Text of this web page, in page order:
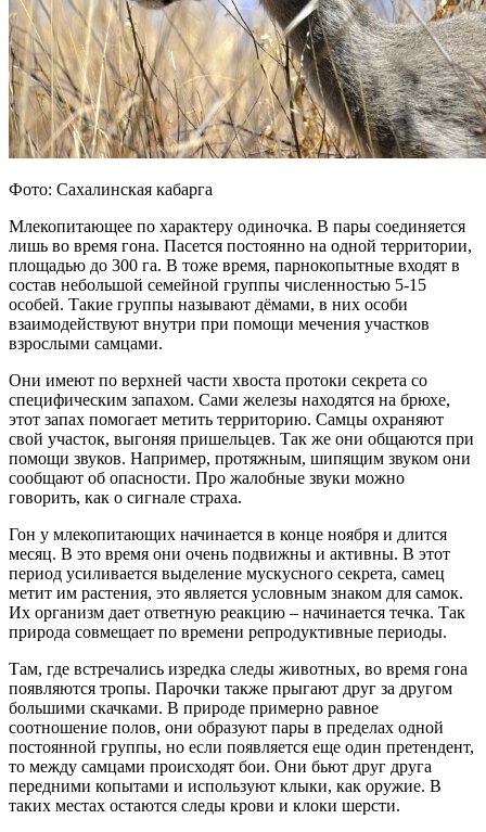
Фото: Сахалинская кабарга
Млекопитающее по характеру одиночка. В пары соединяется
лишь во время гона. Пасется постоянно на одной территории,
площадью до 300 га. В тоже время, парнокопытные входят в
состав небольшой семейной группы численностью 5-15
особей. Такие группы называют дёмами, в них особи
взаимодействуют внутри при помощи мечения участков
взрослыми самцами.
Они имеют по верхней части хвоста протоки секрета со
специфическим запахом. Сами железы находятся на брюхе,
этот запах помогает метить территорию. Самцы охраняют
свой участок, выгоняя пришельцев. Так же они общаются при
помощи звуков. Например, протяжным, шипящим звуком они
сообщают об опасности. Про жалобные звуки можно
говорить, как о сигнале страха.
Гон у млекопитающих начинается в конце ноября и длится
месяц. В это время они очень подвижны и активны. В этот
период усиливается выделение мускусного секрета, самец
метит им растения, это является условным знаком для самок.
Их организм дает ответную реакцию – начинается течка. Так
природа совмещает по времени репродуктивные периоды.
Там, где встречались изредка следы животных, во время гона
появляются тропы. Парочки также прыгают друг за другом
большими скачками. В природе примерно равное
соотношение полов, они образуют пары в пределах одной
постоянной группы, но если появляется еще один претендент,
то между самцами происходят бои. Они бьют друг друга
передними копытами и используют клыки, как оружие. В
таких местах остаются следы крови и клоки шерсти.